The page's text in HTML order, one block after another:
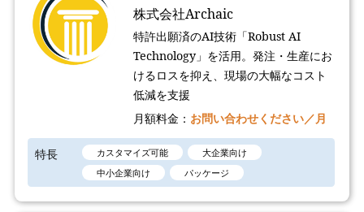
株式会社Archaic
特許出願済のAI技術「Robust AI
Technology​」を活用。発注・生産にお
けるロスを抑え、現場の大幅なコスト
低減を支援
月額料金： お問い合わせください／月
特長 カスタマイズ可能
大企業向け
中小企業向け
パッケージ